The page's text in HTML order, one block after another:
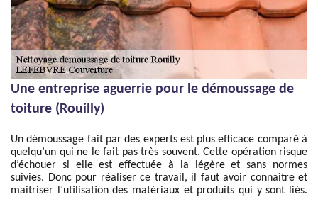
Une entreprise aguerrie pour le démoussage de
toiture (Rouilly)
Un démoussage fait par des experts est plus efficace comparé à
quelqu’un qui ne le fait pas très souvent. Cette opération risque
d’échouer si elle est effectuée à la légère et sans normes
suivies. Donc pour réaliser ce travail, il faut avoir connaitre et
maitriser l’utilisation des matériaux et produits qui y sont liés.